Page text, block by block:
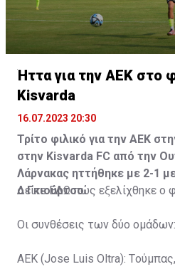
Ήττα για την ΑΕΚ στο
Kisvarda
16.07.2023 20:30
Τρίτο φιλικό για την ΑΕΚ
στην Kisvarda FC από την
Λάρνακας ηττήθηκε με 2-1
ο Γκιούρτσο.
ΔείτεΕΔΩπώς εξελίχθηκε ο
Οι συνθέσεις των δύο ομάδων:
ΑΕΚ (Jose Luis Oltra):